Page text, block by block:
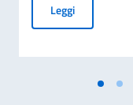
LeggiProcedura